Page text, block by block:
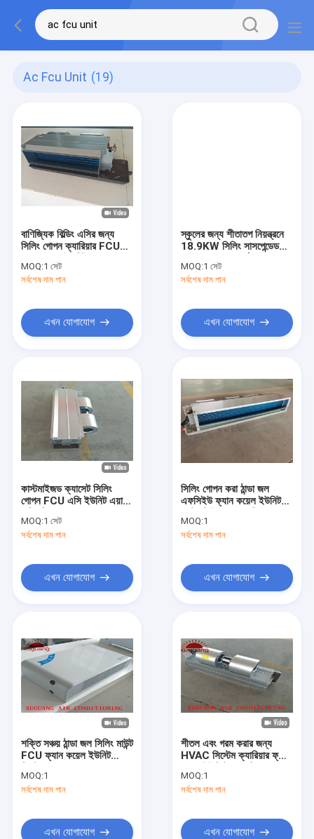
Ac Fcu Unit (19)
বাণিজ্যিক বিল্ডিং এসির জন্য
সিলিং গোপন ক্যারিয়ার FCU
MOQ:1 সেট
সর্বশেষ দাম পান
এখন যোগাযোগ
স্কুলের জন্য শীতাতপ নিয়ন্ত্রনে
18.9KW সিলিং সাসপেন্ডেড
MOQ:1 সেট
সর্বশেষ দাম পান
এখন যোগাযোগ
কাস্টমাইজড ক্যাসেট সিলিং
গোপন FCU এসি ইউনিট এয়ার
MOQ:1 সেট
সর্বশেষ দাম পান
এখন যোগাযোগ
সিলিং গোপন করা ঠান্ডা জল
এফসিইউ ফ্যান কয়েল ইউনিট
MOQ:1
সর্বশেষ দাম পান
এখন যোগাযোগ
শক্তি সঞ্চয় ঠান্ডা জল সিলিং মাউন্ট
FCU ফ্যান কয়েল ইউনিট
MOQ:1
সর্বশেষ দাম পান
এখন যোগাযোগ
শীতল এবং গরম করার জন্য
HVAC সিস্টেম ক্যারিয়ার ফ্যান
হাইড্রনিক FCU
MOQ:1
সর্বশেষ দাম পান
এখন যোগাযোগ